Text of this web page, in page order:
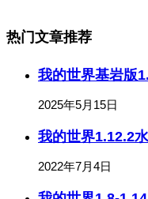
热门文章推荐
我的世界基岩版
2025年5月15日
我的世界1.12.2
2022年7月4日